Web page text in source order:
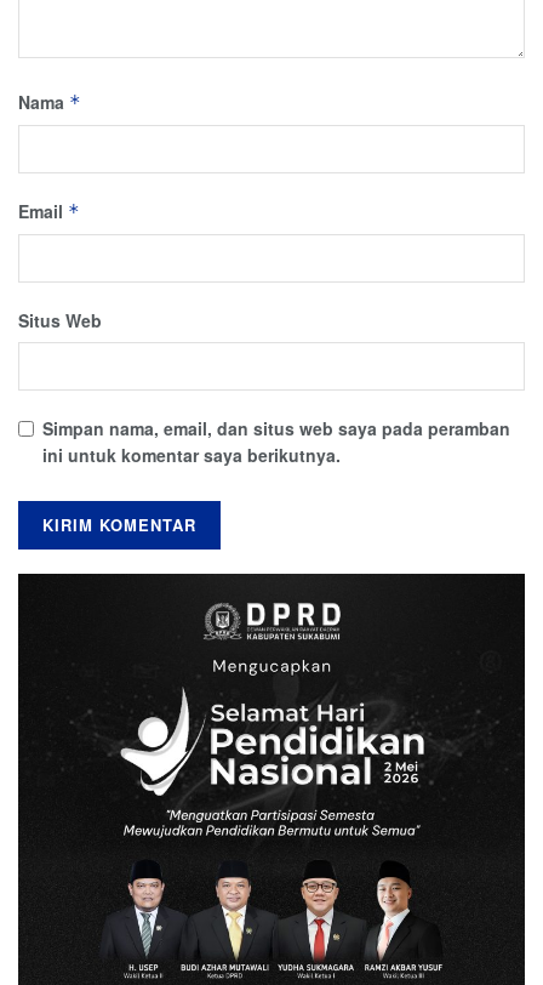
Nama *
Email *
Situs Web
Simpan nama, email, dan situs web saya pada peramban
ini untuk komentar saya berikutnya.